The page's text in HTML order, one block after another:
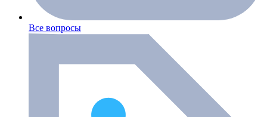
Все вопросы